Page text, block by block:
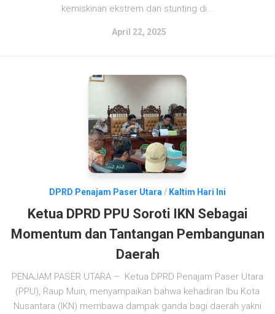
kemiskinan ekstrem dan stunting di...
April 22, 2025
DPRD Penajam Paser Utara / Kaltim Hari Ini
Ketua DPRD PPU Soroti IKN Sebagai
Momentum dan Tantangan Pembangunan
Daerah
PENAJAM PASER UTARA – Ketua DPRD Penajam Paser Utara
(PPU), Raup Muin, menyampaikan bahwa kehadiran Ibu Kota
Nusantara (IKN) membawa dampak ganda bagi daerah yakni